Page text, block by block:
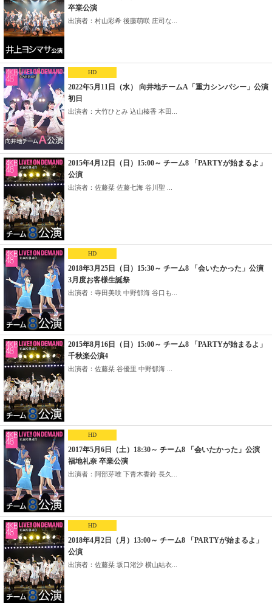
卒業公演
出演者：村山彩希 後藤萌咲 庄司な...
HD
2022年5月11日（水） 向井地チームA「重力シンパシー」公演
初日
出演者：大竹ひとみ 込山榛香 本田...
2015年4月12日（日）15:00～ チーム8 「PARTYが始まるよ」
公演
出演者：佐藤栞 佐藤七海 谷川聖 ...
HD
2018年3月25日（日）15:30～ チーム8 「会いたかった」公演
3月度お客様生誕祭
出演者：寺田美咲 中野郁海 谷口も...
2015年8月16日（日）15:00～ チーム8 「PARTYが始まるよ」
千秋楽公演4
出演者：佐藤栞 谷優里 中野郁海 ...
HD
2017年5月6日（土）18:30～ チーム8 「会いたかった」公演
福地礼奈 卒業公演
出演者：阿部芽唯 下青木香鈴 長久...
HD
2018年4月2日（月）13:00～ チーム8 「PARTYが始まるよ」
公演
出演者：佐藤栞 坂口渚沙 横山結衣...